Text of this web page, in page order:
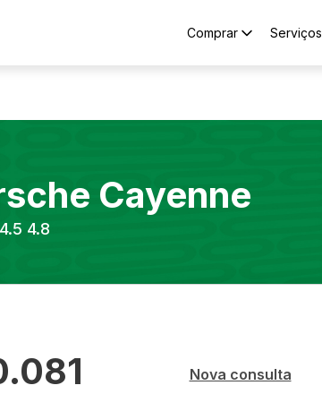
Comprar Serviços
Cayenne
4.8
Nova consulta